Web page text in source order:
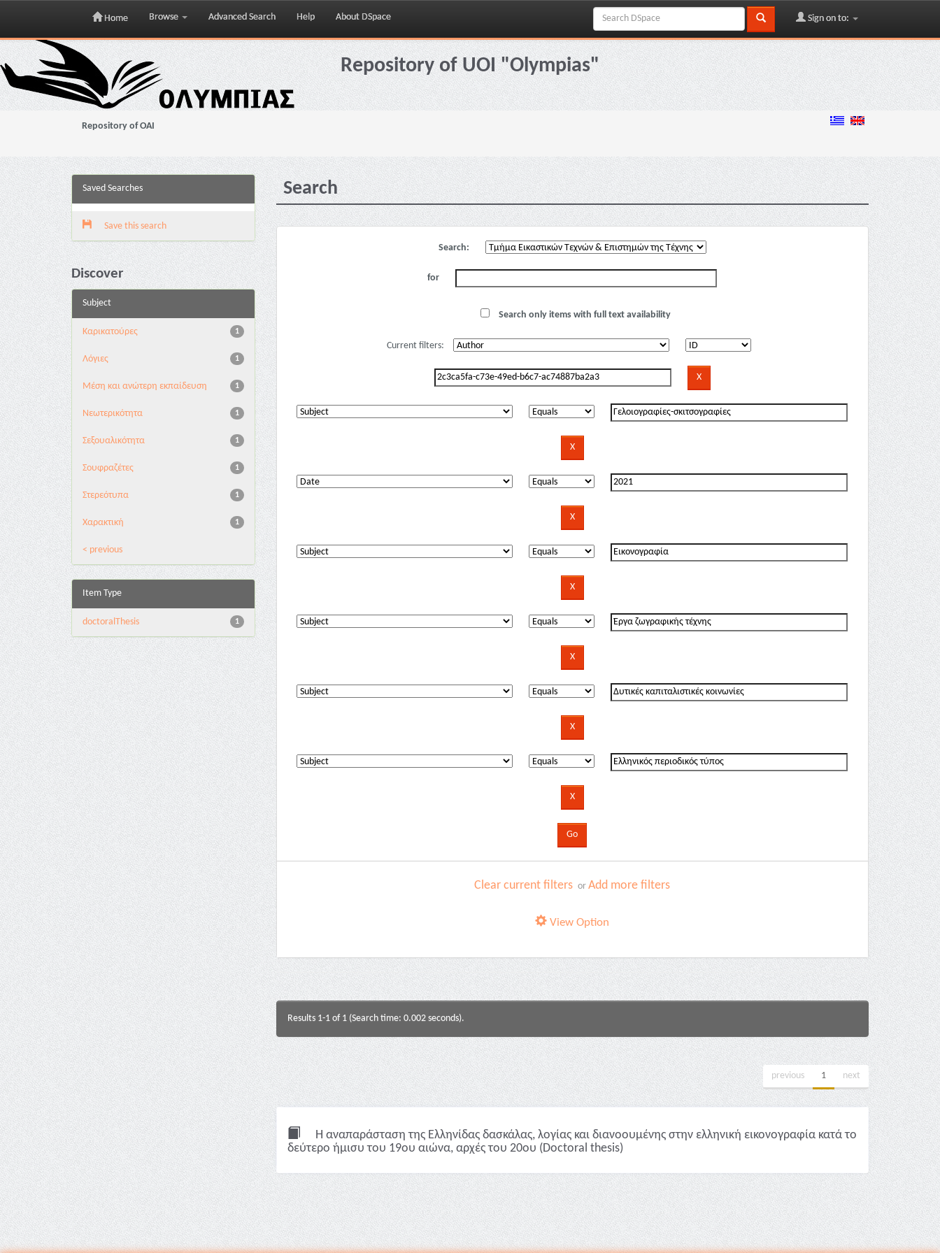
Skip
navigation
Home Browse Advanced Search Help About DSpace Sign on to:
Repository of UOI "Olympias"
Repository of OAI
Saved Searches
Save this search
Discover
Subject
1
Καρικατούρες
1
Λόγιες
1
Μέση και ανώτερη εκπαίδευση
1
Νεωτερικότητα
1
Σεξουαλικότητα
1
Σουφραζέτες
1
Στερεότυπα
1
Χαρακτική
< previous
Item Type
1
doctoralThesis
Search
Search:
for
Search only items with full text availability
Current filters:
Clear current filters orAdd more filters
View Option
Results 1-1 of 1 (Search time: 0.002 seconds).
previous 1 next
Η αναπαράσταση της Ελληνίδας δασκάλας, λoγίας και διανοουμένης στην ελληνική εικονογραφία κατά το
δεύτερο ήμισυ του 19ου αιώνα, αρχές του 20ου (Doctoral thesis)